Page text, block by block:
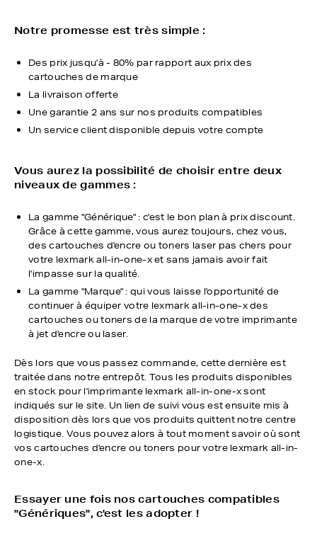
Notre promesse est très simple :
Des prix jusqu'à - 80% par rapport aux prix des
cartouches de marque
La livraison offerte
Une garantie 2 ans sur nos produits compatibles
Un service client disponible depuis votre compte
Vous aurez la possibilité de choisir entre deux
niveaux de gammes :
La gamme "Générique" : c'est le bon plan à prix discount.
Grâce à cette gamme, vous aurez toujours, chez vous,
des cartouches d'encre ou toners laser pas chers pour
votre lexmark all-in-one-x et sans jamais avoir fait
l'impasse sur la qualité.
La gamme "Marque" : qui vous laisse l'opportunité de
continuer à équiper votre lexmark all-in-one-x des
cartouches ou toners de la marque de votre imprimante
à jet d'encre ou laser.
Dès lors que vous passez commande, cette dernière est
traitée dans notre entrepôt. Tous les produits disponibles
en stock pour l'imprimante lexmark all-in-one-x sont
indiqués sur le site. Un lien de suivi vous est ensuite mis à
disposition dès lors que vos produits quittent notre centre
logistique. Vous pouvez alors à tout moment savoir où sont
vos cartouches d'encre ou toners pour votre lexmark all-in-
one-x.
Essayer une fois nos cartouches compatibles
"Génériques", c'est les adopter !